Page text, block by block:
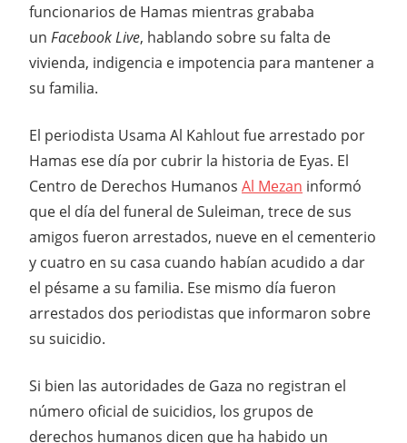
funcionarios de Hamas mientras grababa
un Facebook Live, hablando sobre su falta de
vivienda, indigencia e impotencia para mantener a
su familia.
El periodista Usama Al Kahlout fue arrestado por
Hamas ese día por cubrir la historia de Eyas. El
Centro de Derechos Humanos Al Mezan informó
que el día del funeral de Suleiman, trece de sus
amigos fueron arrestados, nueve en el cementerio
y cuatro en su casa cuando habían acudido a dar
el pésame a su familia. Ese mismo día fueron
arrestados dos periodistas que informaron sobre
su suicidio.
Si bien las autoridades de Gaza no registran el
número oficial de suicidios, los grupos de
derechos humanos dicen que ha habido un